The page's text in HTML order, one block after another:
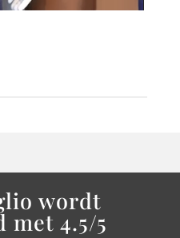
wordt
met 4.5/5